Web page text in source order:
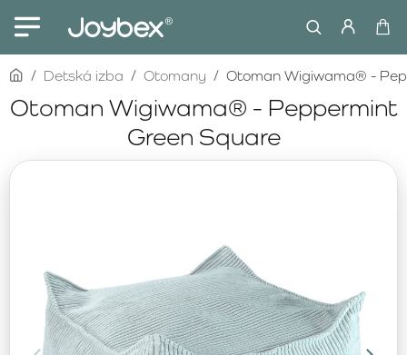
Otoman Wigiwama® - Peppermint
Green Square
homeDetská izba Otomany Otoman Wigiwama® -